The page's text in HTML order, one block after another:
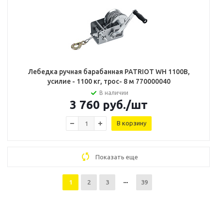
Лебедка ручная барабанная PATRIOT WH 1100B,
усилие - 1100 кг, трос- 8 м 770000040
В наличии
3 760 руб./шт
В корзину
Показать еще
1 2 3 39